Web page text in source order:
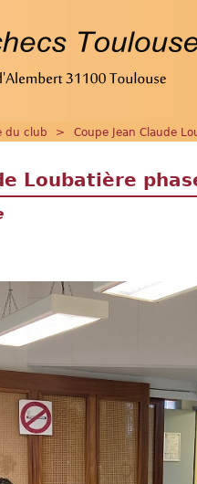
du club > Coupe Jean Claude
Loubatière